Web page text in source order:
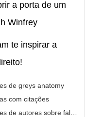
a porta de um
Winfrey
te inspirar a
estrelas
de greys anatomy
com citações
de autores sobre falta